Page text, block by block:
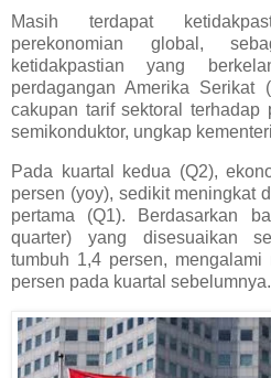
Masih terdapat
perekonomian global,
ketidakpastian yang
perdagangan Amerika Serikat
cakupan tarif sektoral terhadap
semikonduktor, ungkap
Pada kuartal kedua (Q2),
persen (yoy), sedikit meningkat
pertama (Q1). Berdasarkan
quarter) yang disesuaikan
tumbuh 1,4 persen,
persen pada kuartal sebelumnya.